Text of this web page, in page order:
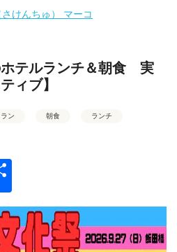
けんちゅ） マーコ
ホテルランチ＆朝食 実
ィブ】
ン 朝食 ランチ